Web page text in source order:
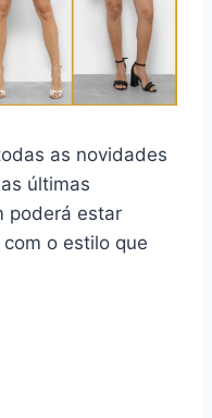
as novidades
últimas
poderá estar
o estilo que